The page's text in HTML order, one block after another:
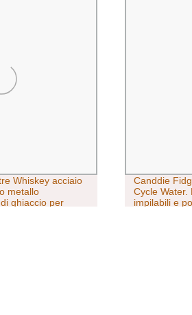
Whiskey acciaio
metallo
ghiaccio per
Canddie
Cycle Water.
impilabili e